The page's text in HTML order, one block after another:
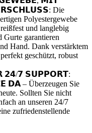
Die
Polyestergewebe
und langlebig
Gurte garantieren
Hand. Dank verstärktem
geschützt, robust
𝟮𝟰/𝟳 𝗦𝗨𝗣𝗣𝗢𝗥𝗧:
– Überzeugen Sie
Sollten Sie nicht
an unseren 24/7
zufriedenstellende